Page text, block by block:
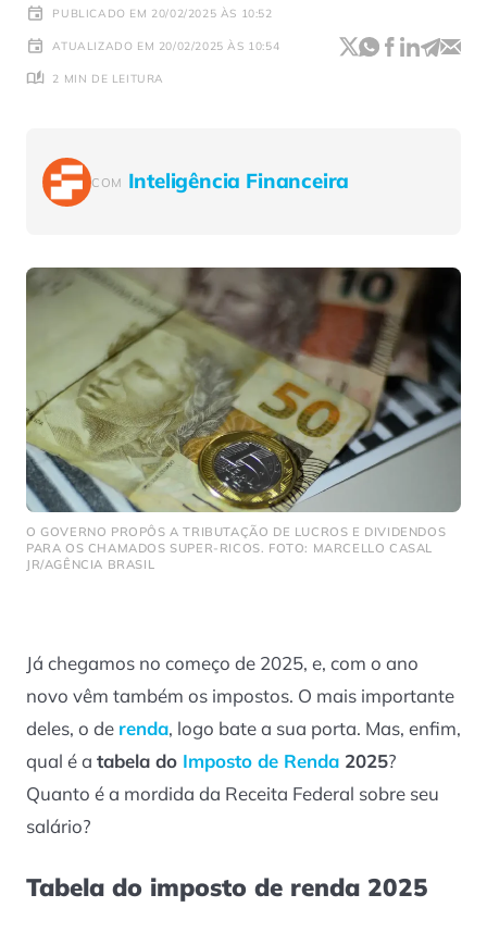
PUBLICADO EM 20/02/2025 ÀS 10:52
ATUALIZADO EM 20/02/2025 ÀS 10:54
2 MIN DE LEITURA
COM Inteligência Financeira
O GOVERNO PROPÔS A TRIBUTAÇÃO DE LUCROS E DIVIDENDOS
PARA OS CHAMADOS SUPER-RICOS. FOTO: MARCELLO CASAL
JR/AGÊNCIA BRASIL
Já chegamos no começo de 2025, e, com o ano
novo vêm também os impostos. O mais importante
deles, o de renda, logo bate a sua porta. Mas, enfim,
qual é a tabela do Imposto de Renda 2025?
Quanto é a mordida da Receita Federal sobre seu
salário?
Tabela do imposto de renda 2025